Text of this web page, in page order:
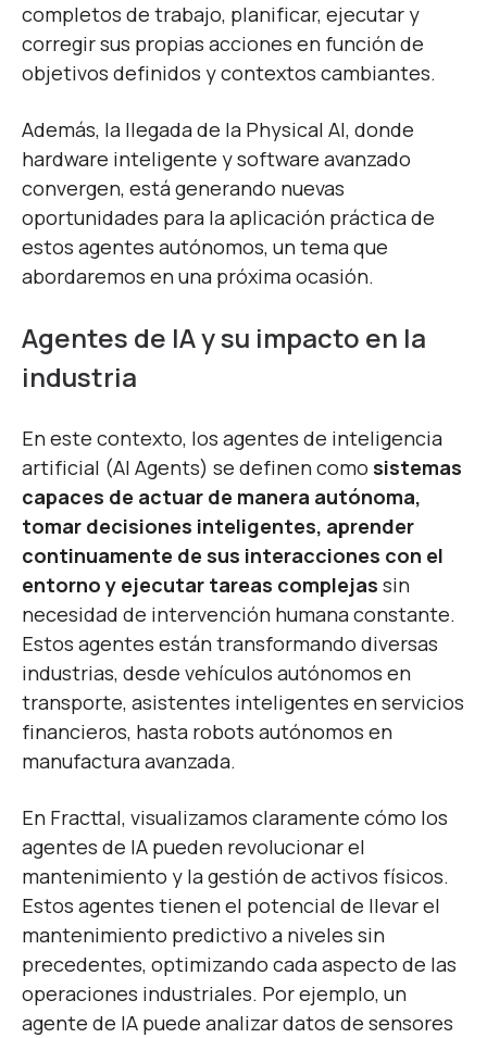
completos de trabajo, planificar, ejecutar y
corregir sus propias acciones en función de
objetivos definidos y contextos cambiantes.
Además, la llegada de la Physical AI, donde
hardware inteligente y software avanzado
convergen, está generando nuevas
oportunidades para la aplicación práctica de
estos agentes autónomos, un tema que
abordaremos en una próxima ocasión.
Agentes de IA y su impacto en la
industria
En este contexto, los agentes de inteligencia
artificial (AI Agents) se definen como sistemas
capaces de actuar de manera autónoma,
tomar decisiones inteligentes, aprender
continuamente de sus interacciones con el
entorno y ejecutar tareas complejas sin
necesidad de intervención humana constante.
Estos agentes están transformando diversas
industrias, desde vehículos autónomos en
transporte, asistentes inteligentes en servicios
financieros, hasta robots autónomos en
manufactura avanzada.
En Fracttal, visualizamos claramente cómo los
agentes de IA pueden revolucionar el
mantenimiento y la gestión de activos físicos.
Estos agentes tienen el potencial de llevar el
mantenimiento predictivo a niveles sin
precedentes, optimizando cada aspecto de las
operaciones industriales. Por ejemplo, un
agente de IA puede analizar datos de sensores